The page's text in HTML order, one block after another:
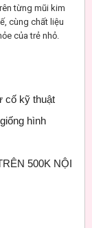
từng mũi kim
cùng chất liệu
của trẻ nhỏ.
cố kỹ thuật
hình
500K NỘI